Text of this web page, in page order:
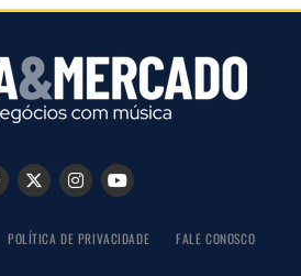
POLÍTICA DE PRIVACIDADE FALE CONOSCO